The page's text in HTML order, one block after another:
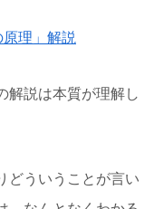
理」解説
解説は本質が理解し
どういうことが言い